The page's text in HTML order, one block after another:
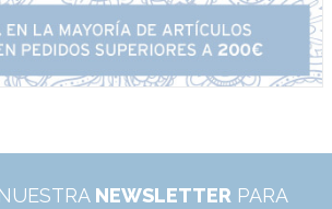
NEWSLETTER PARA